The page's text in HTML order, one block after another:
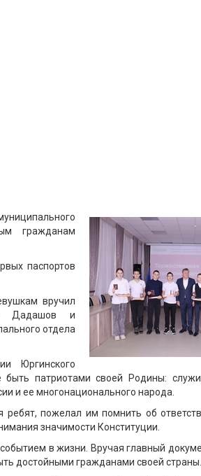
гражданам
паспортов
вручил
Дадашов и
отдела
Юргинского
патриотами своей Родины:
и ее многонационального народа.
ребят, пожелал им помнить об
значимости Конституции.
в жизни. Вручая главный
достойными гражданами своей страны.